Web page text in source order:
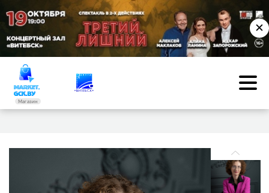
✕
Магазин